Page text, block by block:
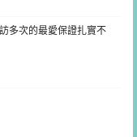
多次的最愛保證扎實不